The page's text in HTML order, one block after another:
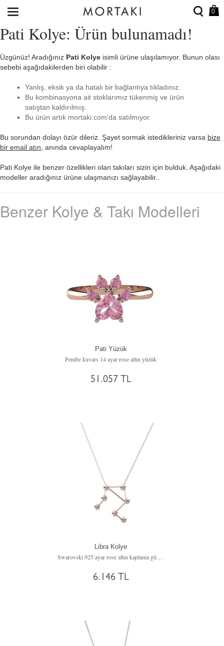
0
Pati Kolye: Ürün bulunamadı!
Üzgünüz! Aradığınız Pati Kolye isimli ürüne ulaşılamıyor. Bunun olası
sebebi aşağıdakilerden biri olabilir :
Yanlış, eksik ya da hatalı bir bağlantıya tıkladınız.
Bu kombinasyona ait stoklarımız tükenmiş ve ürün
satıştan kaldırılmış.
Bu ürün artık mortaki.com'da satılmıyor.
Bu sorundan dolayı özür dileriz. Şayet sormak istedikleriniz varsa bize
bir email atın , anında cevaplayalım!
Pati Kolye ile benzer özellikleri olan takıları sizin için bulduk. Aşağıdaki
modeller aradığınız ürüne ulaşmanızı sağlayabilir..
Benzer Kolye & Takı Modelleri
Pati Yüzük
Pembe kuvars 14 ayar rose altın yüzük
51.057 TL
Libra Kolye
6.146 TL